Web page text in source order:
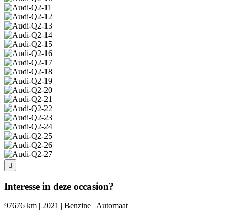
Interesse in deze occasion?
97676 km | 2021 | Benzine | Automaat